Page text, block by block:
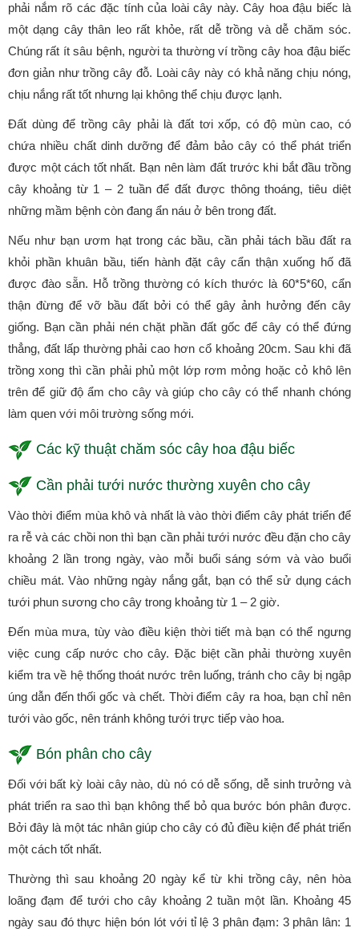
phải nắm rõ các đặc tính của loài cây này. Cây hoa đậu biếc là
một dạng cây thân leo rất khỏe, rất dễ trồng và dễ chăm sóc.
Chúng rất ít sâu bệnh, người ta thường ví trồng cây hoa đậu biếc
đơn giản như trồng cây đỗ. Loài cây này có khả năng chịu nóng,
chịu nắng rất tốt nhưng lại không thể chịu được lạnh.
Đất dùng để trồng cây phải là đất tơi xốp, có độ mùn cao, có
chứa nhiều chất dinh dưỡng để đảm bảo cây có thể phát triển
được một cách tốt nhất. Bạn nên làm đất trước khi bắt đầu trồng
cây khoảng từ 1 – 2 tuần để đất được thông thoáng, tiêu diệt
những mầm bệnh còn đang ẩn náu ở bên trong đất.
Nếu như bạn ươm hạt trong các bầu, cần phải tách bầu đất ra
khỏi phần khuân bầu, tiến hành đặt cây cẩn thận xuống hố đã
được đào sẵn. Hỗ trồng thường có kích thước là 60*5*60, cẩn
thận đừng để vỡ bầu đất bởi có thể gây ảnh hưởng đến cây
giống. Bạn cần phải nén chặt phần đất gốc để cây có thể đứng
thẳng, đất lấp thường phải cao hơn cổ khoảng 20cm. Sau khi đã
trồng xong thì cần phải phủ một lớp rơm mỏng hoặc cỏ khô lên
trên để giữ độ ẩm cho cây và giúp cho cây có thể nhanh chóng
làm quen với môi trường sống mới.
Các kỹ thuật chăm sóc cây hoa đậu biếc
Cần phải tưới nước thường xuyên cho cây
Vào thời điểm mùa khô và nhất là vào thời điểm cây phát triển để
ra rễ và các chồi non thì bạn cần phải tưới nước đều đặn cho cây
khoảng 2 lần trong ngày, vào mỗi buổi sáng sớm và vào buổi
chiều mát. Vào những ngày nắng gắt, bạn có thể sử dụng cách
tưới phun sương cho cây trong khoảng từ 1 – 2 giờ.
Đến mùa mưa, tùy vào điều kiện thời tiết mà bạn có thể ngưng
việc cung cấp nước cho cây. Đặc biệt cần phải thường xuyên
kiểm tra về hệ thống thoát nước trên luống, tránh cho cây bị ngập
úng dẫn đến thối gốc và chết. Thời điểm cây ra hoa, bạn chỉ nên
tưới vào gốc, nên tránh không tưới trực tiếp vào hoa.
Bón phân cho cây
Đối với bất kỳ loài cây nào, dù nó có dễ sống, dễ sinh trưởng và
phát triển ra sao thì bạn không thể bỏ qua bước bón phân được.
Bởi đây là một tác nhân giúp cho cây có đủ điều kiện để phát triển
một cách tốt nhất.
Thường thì sau khoảng 20 ngày kể từ khi trồng cây, nên hòa
loãng đạm để tưới cho cây khoảng 2 tuần một lần. Khoảng 45
ngày sau đó thực hiện bón lót với tỉ lệ 3 phân đạm: 3 phân lân: 1